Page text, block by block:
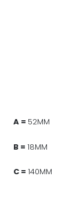
A = 52MM
B = 18MM
C = 140MM